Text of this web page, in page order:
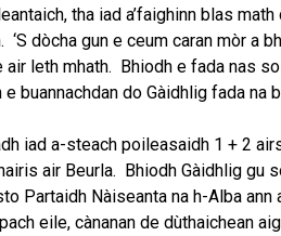
tha iad a’faighinn blas math
dòcha gun e ceum caran mòr a
leth mhath. Bhiodh e fada nas
buannachdan do Gàidhlig fada na
iad a-steach poileasaidh 1 + 2
air Beurla. Bhiodh Gàidhlig gu
Partaidh Nàiseanta na h-Alba
eile, cànanan de dùthaichean